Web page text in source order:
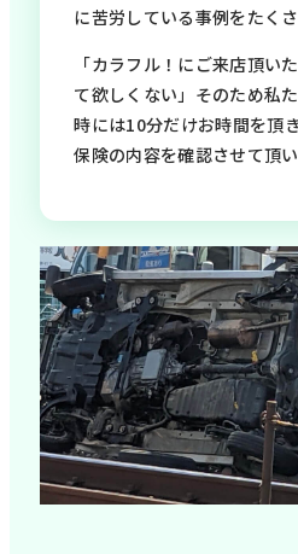
に苦労している事例をたく
「カラフル！にご来店頂い
て欲しくない」そのため私
時には10分だけお時間を頂
保険の内容を確認させて頂い